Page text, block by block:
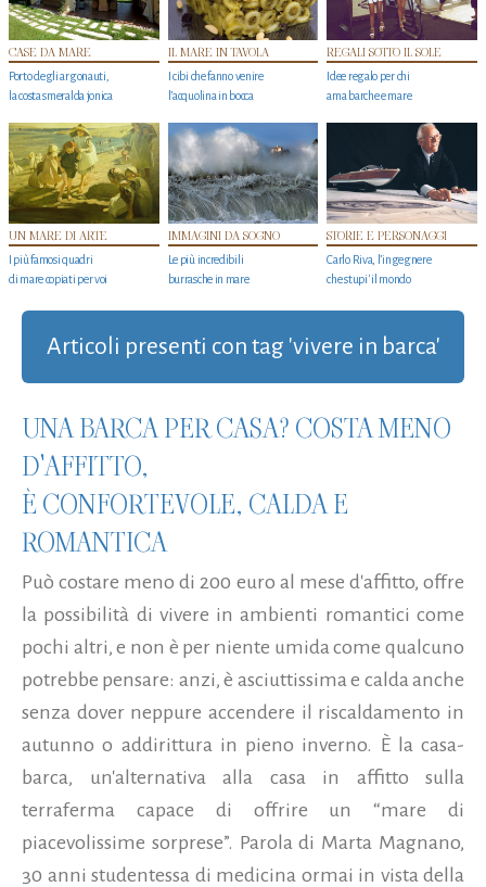
CASE DA MARE
Porto degli argonauti,
la costa smeralda jonica
IL MARE IN TAVOLA
I cibi che fanno venire
l’acquolina in bocca
REGALI SOTTO IL SOLE
Idee regalo per chi
ama barche e mare
UN MARE DI ARTE
I più famosi quadri
di mare copiati per voi
IMMAGINI DA SOGNO
Le più incredibili
burrasche in mare
STORIE E PERSONAGGI
Carlo Riva, l’ingegnere
che stupi' il mondo
Articoli presenti con tag 'vivere in barca'
UNA BARCA PER CASA? COSTA MENO
D'AFFITTO,
È CONFORTEVOLE, CALDA E
ROMANTICA
Può costare meno di 200 euro al mese d'affitto, offre
la possibilità di vivere in ambienti romantici come
pochi altri, e non è per niente umida come qualcuno
potrebbe pensare: anzi, è asciuttissima e calda anche
senza dover neppure accendere il riscaldamento in
autunno o addirittura in pieno inverno. È la casa-
barca, un'alternativa alla casa in affitto sulla
terraferma capace di offrire un “mare di
piacevolissime sorprese”. Parola di Marta Magnano,
30 anni studentessa di medicina ormai in vista della